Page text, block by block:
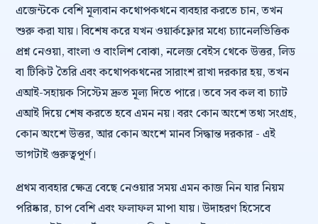
এজেন্টকে বেশি মূল্যবান কথোপকথনে ব্যবহার করতে চান, তখন
শুরু করা যায়। বিশেষ করে যখন ওয়ার্কফ্লোর মধ্যে চ্যানেলভিত্তিক
প্রশ্ন নেওয়া, বাংলা ও বাংলিশ বোঝা, নলেজ বেইস থেকে উত্তর, লিড
বা টিকিট তৈরি এবং কথোপকথনের সারাংশ রাখা দরকার হয়, তখন
এআই-সহায়ক সিস্টেম দ্রুত মূল্য দিতে পারে। তবে সব কল বা চ্যাট
এআই দিয়ে শেষ করতে হবে এমন নয়। বরং কোন অংশে তথ্য সংগ্রহ,
কোন অংশে উত্তর, আর কোন অংশে মানব সিদ্ধান্ত দরকার - এই
ভাগটাই গুরুত্বপূর্ণ।
প্রথম ব্যবহার ক্ষেত্র বেছে নেওয়ার সময় এমন কাজ নিন যার নিয়ম
পরিষ্কার, চাপ বেশি এবং ফলাফল মাপা যায়। উদাহরণ হিসেবে